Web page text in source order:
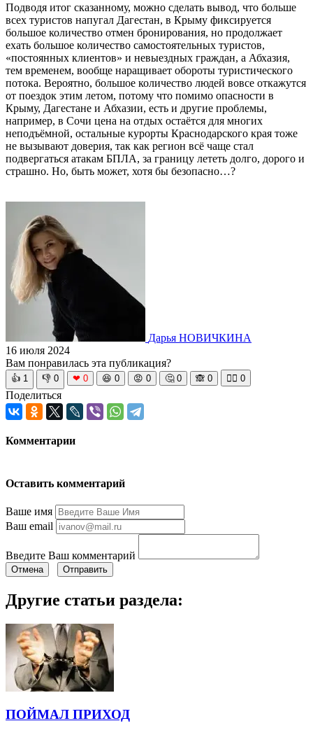
Подводя итог сказанному, можно сделать вывод, что больше
всех туристов напугал Дагестан, в Крыму фиксируется
большое количество отмен бронирования, но продолжает
ехать большое количество самостоятельных туристов,
«постоянных клиентов» и невыездных граждан, а Абхазия,
тем временем, вообще наращивает обороты туристического
потока. Вероятно, большое количество людей вовсе откажутся
от поездок этим летом, потому что помимо опасности в
Крыму, Дагестане и Абхазии, есть и другие проблемы,
например, в Сочи цена на отдых остаётся для многих
неподъёмной, остальные курорты Краснодарского края тоже
не вызывают доверия, так как регион всё чаще стал
подвергаться атакам БПЛА, за границу лететь долго, дорого и
страшно. Но, быть может, хотя бы безопасно…?
Дарья НОВИЧКИНА
16 июля 2024
Вам понравилась эта публикация?
👍 1 👎 0 ❤ 0 😆 0 😡 0 🤔 0 🙈 0 🧘‍♀️ 0
Поделиться
Комментарии
Оставить комментарий
Ваше имя
Ваш email
Введите Ваш комментарий
Отмена Отправить
Другие статьи раздела:
ПОЙМАЛ ПРИХОД